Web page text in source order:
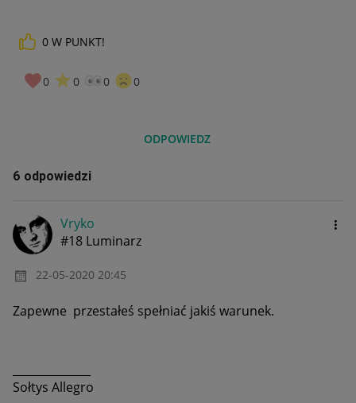
0 W PUNKT!
0 0 0 0
ODPOWIEDZ
6 odpowiedzi
Vryko
#18 Luminarz
‎22-05-2020 20:45
Zapewne przestałeś spełniać jakiś warunek.
Sołtys Allegro